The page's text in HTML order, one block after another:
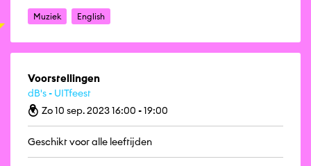
Muziek English
Voorstellingen
dB's - UITfeest
Zo 10 sep. 2023 16:00 - 19:00
Geschikt voor alle leeftijden